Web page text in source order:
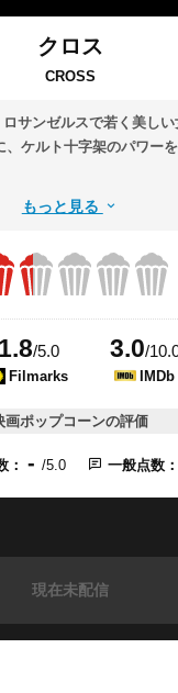
クロス
CROSS
サンゼルスで若く美し
ケルト十字架のパワー
もっと見る
1.8/5.0
Filmarks
3.0/
IMDb
画ポップコーンの評価
： -/5.0 一般点数：
現在未配信